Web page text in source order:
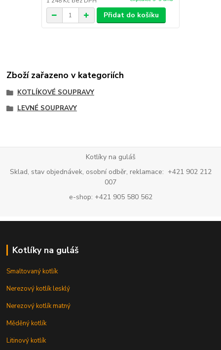
Přidat do košíku
Zboží zařazeno v kategoriích
KOTLÍKOVÉ SOUPRAVY
LEVNÉ SOUPRAVY
Kotlíky na guláš
Sklad, stav objednávek, osobní odběr, reklamace: +421 902 212
007
e-shop: +421 905 580 562
Kotlíky na guláš
Smaltovaný kotlík
Nerezový kotlík lesklý
Nerezový kotlík matný
Měděný kotlík
Litinový kotlík